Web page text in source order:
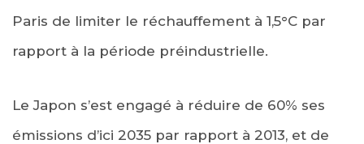
Paris de limiter le réchauffement à 1,5°C par
rapport à la période préindustrielle.
Le Japon s’est engagé à réduire de 60% ses
émissions d’ici 2035 par rapport à 2013, et de